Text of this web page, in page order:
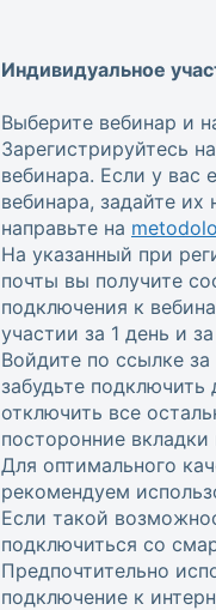
Индивидуальное
Выберите вебинар и
Зарегистрируйтесь
вебинара. Если у вас
вебинара, задайте их
направьте на
На указанный при
почты вы получите
подключения к
участии за 1 день и
Войдите по ссылке
забудьте
отключить все
посторонние вкладки
Для оптимального
рекомендуем
Если такой
подключиться со
Предпочтительно
подключение к